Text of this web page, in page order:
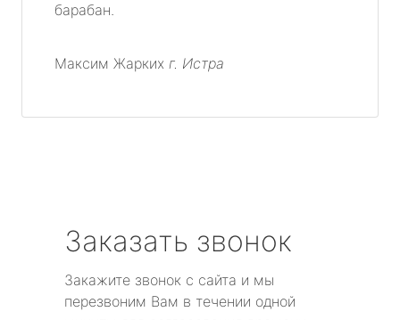
барабан.
Максим Жарких г. Истра
Заказать звонок
Закажите звонок с сайта и мы
перезвоним Вам в течении одной